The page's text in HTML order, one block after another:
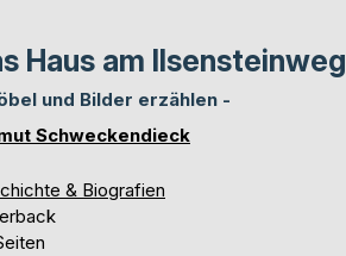
Haus am Ilsensteinweg
und Bilder erzählen -
Schweckendieck
& Biografien